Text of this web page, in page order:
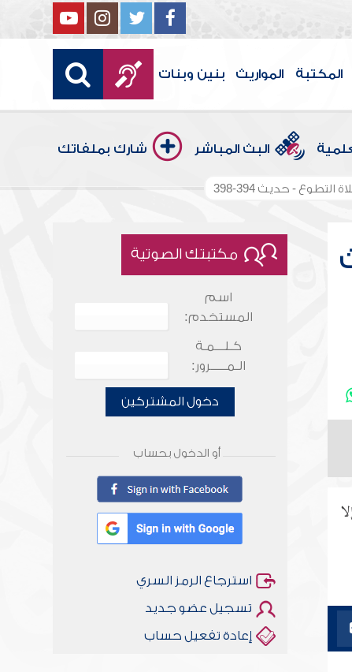
المكتبة المواريث بنين وبنات
البث المباشر شارك بملفاتك
- حديث 394-398
مكتبتك الصوتية
اسم
المستخدم:
كـلـــمـة
الـمـــــرور:
دخول المشتركين
أو الدخول بحساب
استرجاع الرمز السري
تسجيل عضو جديد
إعادة تفعيل حساب